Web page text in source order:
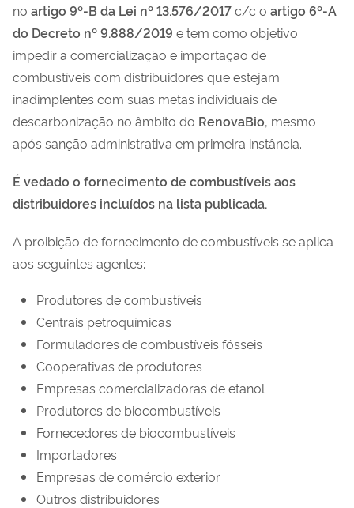
no artigo 9º-B da Lei nº 13.576/2017c/c o artigo 6º-A
do Decreto nº 9.888/2019 e tem como objetivo
impedir a comercialização e importação de
combustíveis com distribuidores que estejam
inadimplentes com suas metas individuais de
descarbonização no âmbito do RenovaBio, mesmo
após sanção administrativa em primeira instância.
É vedado o fornecimento de combustíveis aos
distribuidores incluídos na lista publicada.
A proibição de fornecimento de combustíveis se aplica
aos seguintes agentes:
Produtores de combustíveis
Centrais petroquímicas
Formuladores de combustíveis fósseis
Cooperativas de produtores
Empresas comercializadoras de etanol
Produtores de biocombustíveis
Fornecedores de biocombustíveis
Importadores
Empresas de comércio exterior
Outros distribuidores